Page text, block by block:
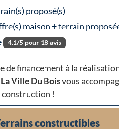
proposé(s)
maison + terrain
4.1/5 pour 18 avis
de financement à la
Ville Du Boisvous
construction !
constructibles